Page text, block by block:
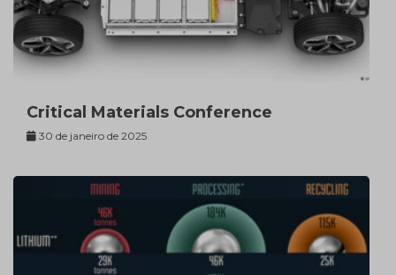
Critical Materials Conference
30 de janeiro de 2025